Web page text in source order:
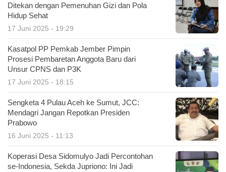
Ditekan dengan Pemenuhan Gizi dan Pola
Hidup Sehat
17 Juni 2025 - 19:29
Kasatpol PP Pemkab Jember Pimpin
Prosesi Pembaretan Anggota Baru dari
Unsur CPNS dan P3K
17 Juni 2025 - 18:15
Sengketa 4 Pulau Aceh ke Sumut, JCC:
Mendagri Jangan Repotkan Presiden
Prabowo
16 Juni 2025 - 11:13
Koperasi Desa Sidomulyo Jadi Percontohan
se-Indonesia, Sekda Jupriono: Ini Jadi